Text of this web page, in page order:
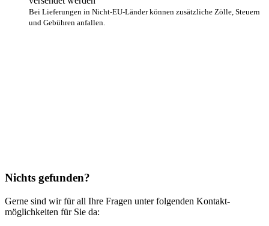
Bei Lieferungen in Nicht-EU-Länder können zusätzliche Zölle, Steuern
und Gebühren anfallen.
Nichts gefunden?
Gerne sind wir für all Ihre Fragen unter folgenden Kontakt­
möglichkeiten für Sie da: